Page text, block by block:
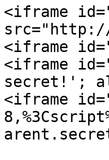
<iframe
<iframe
<iframe
secret!';
<iframe